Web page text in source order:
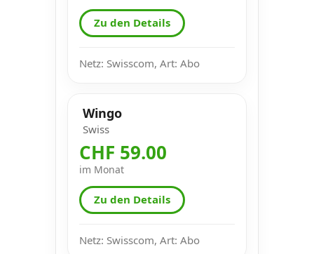
Zu den Details
Netz: Swisscom, Art: Abo
Wingo
Swiss
CHF 59.00
im Monat
Zu den Details
Netz: Swisscom, Art: Abo